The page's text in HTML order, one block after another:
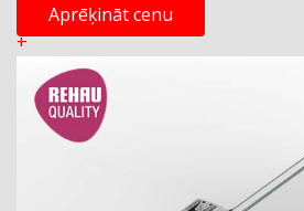
Aprēķināt cenu
+